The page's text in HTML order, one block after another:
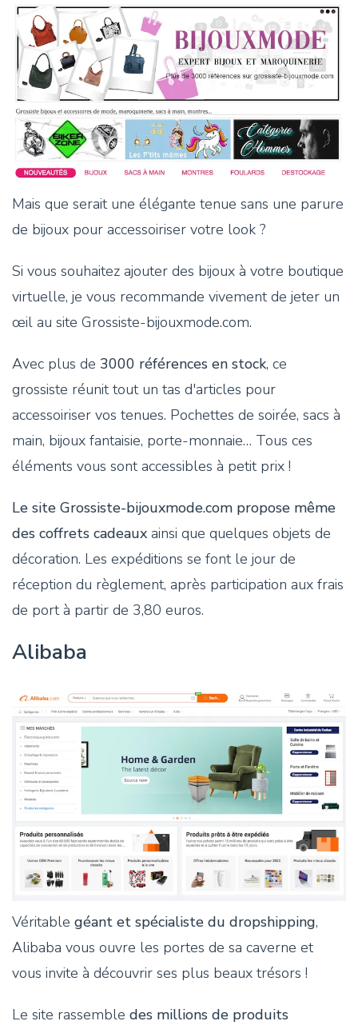
Mais que serait une élégante tenue sans une parure
de bijoux pour accessoiriser votre look ?
Si vous souhaitez ajouter des bijoux à votre boutique
virtuelle, je vous recommande vivement de jeter un
œil au site Grossiste-bijouxmode.com.
Avec plus de 3000 références en stock, ce
grossiste réunit tout un tas d'articles pour
accessoiriser vos tenues. Pochettes de soirée, sacs à
main, bijoux fantaisie, porte-monnaie… Tous ces
éléments vous sont accessibles à petit prix !
Le site Grossiste-bijouxmode.com propose même
des coffrets cadeaux ainsi que quelques objets de
décoration. Les expéditions se font le jour de
réception du règlement, après participation aux frais
de port à partir de 3,80 euros.
Alibaba
Véritable géant et spécialiste du dropshipping,
Alibaba vous ouvre les portes de sa caverne et
vous invite à découvrir ses plus beaux trésors !
Le site rassemble des millions de produits